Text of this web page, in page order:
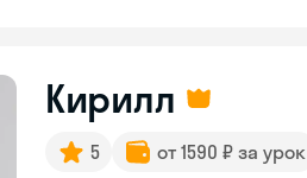
Кирилл
5 от 1590 ₽ за урок